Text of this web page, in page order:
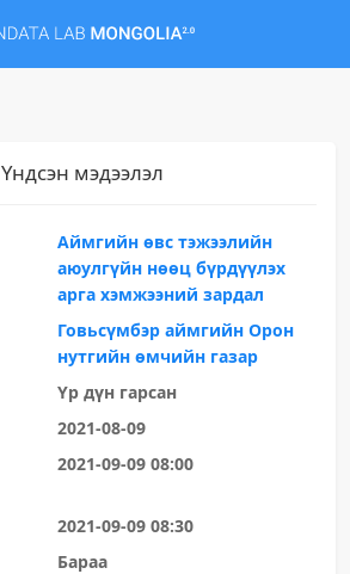
Үндсэн мэдээлэл
Аймгийн өвс тэжээлийн
аюулгүйн нөөц бүрдүүлэх
арга хэмжээний зардал
Говьсүмбэр аймгийн Орон
нутгийн өмчийн газар
Үр дүн гарсан
2021-08-09
2021-09-09 08:00
2021-09-09 08:30
Бараа